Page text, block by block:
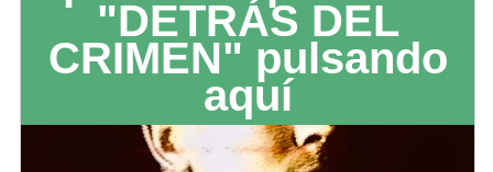
"DETRÁS DEL
CRIMEN" pulsando
aquí